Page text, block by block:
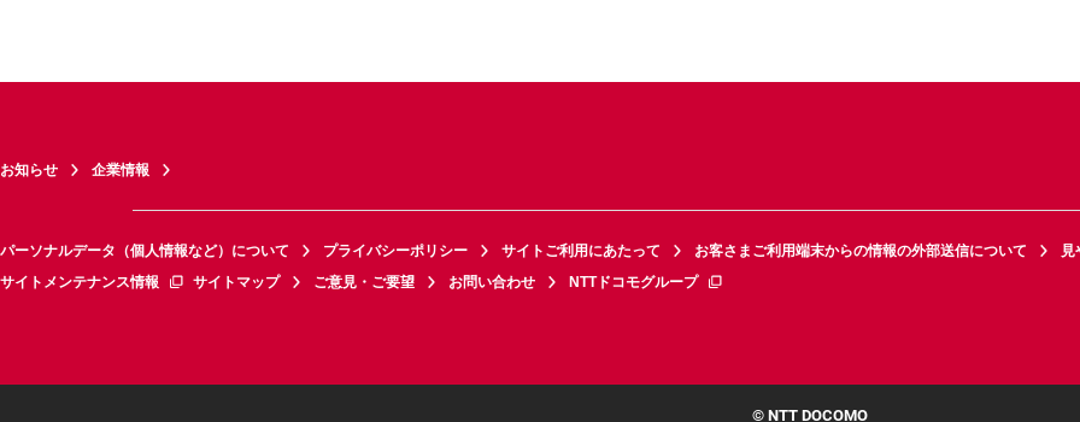
お知らせ 企業情報
パーソナルデータ（個人情報など）について プライバシーポリシー サイトご利用にあたって お客さまご利用端末からの情報の外部送信について
見
サイトメンテナンス情報
サイトマップ ご意見・ご要望 お問い合わせ NTTドコモグループ
© NTT DOCOMO